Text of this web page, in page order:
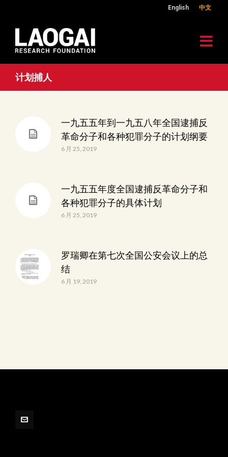
English 中文
计划捕人
一九五五年到一九五八年全国逮捕反
革命分子和各种犯罪分子的计划纲要
6 月 25, 2019
一九五五年度全国逮捕反革命分子和
各种犯罪分子的具体计划
6 月 25, 2019
罗瑞卿在第七次全国公安会议上的总
结
6 月 19, 2019